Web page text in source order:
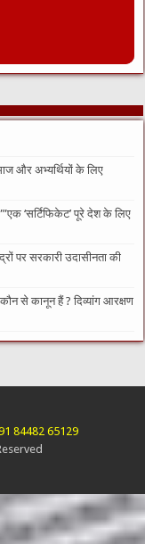
और अभ्यर्थियों के लिए
‘सर्टिफिकेट’ पूरे देश के लिए
पर सरकारी उदासीनता की
से कानून हैं ? दिव्यांग आरक्षण
84482 65129